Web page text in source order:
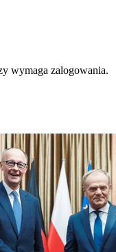
wymaga zalogowania.